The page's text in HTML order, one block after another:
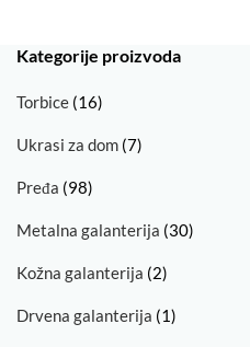
Kategorije proizvoda
Torbice (16)
Ukrasi za dom (7)
Pređa (98)
Metalna galanterija (30)
Kožna galanterija (2)
Drvena galanterija (1)